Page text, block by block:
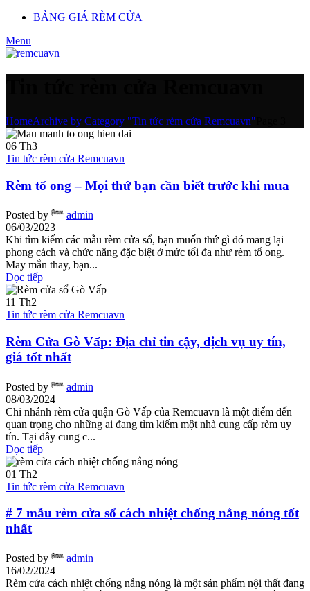
BẢNG GIÁ RÈM CỬA
Menu
HomeArchive by Category "Tin tức rèm cửa Remcuavn"
06 Th3
Tin tức rèm cửa Remcuavn
Rèm tổ ong – Mọi thứ bạn cần biết trước khi mua
Posted by
admin
06/03/2023
Khi tìm kiếm các mẫu rèm cửa sổ, bạn muốn thứ gì đó mang lại
phong cách và chức năng đặc biệt ở mức tối đa như rèm tổ ong.
May mắn thay, bạn...
Đọc tiếp
11 Th2
Tin tức rèm cửa Remcuavn
Rèm Cửa Gò Vấp: Địa chỉ tin cậy, dịch vụ uy tín,
giá tốt nhất
Posted by
admin
08/03/2024
Chi nhánh rèm cửa quận Gò Vấp của Remcuavn là một điểm đến
quan trọng cho những ai đang tìm kiếm một nhà cung cấp rèm uy
tín. Tại đây cung c...
Đọc tiếp
01 Th2
Tin tức rèm cửa Remcuavn
# 7 mẫu rèm cửa sổ cách nhiệt chống nắng nóng tốt
nhất
Posted by
admin
16/02/2024
Rèm cửa cách nhiệt chống nắng nóng là một sản phẩm nội thất đang